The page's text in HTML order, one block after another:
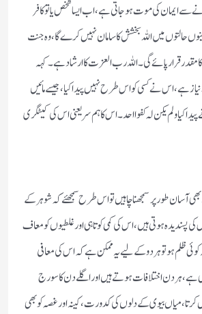
ایمان کی موت ہوجاتی ہے، اب ایسا شخص یا تو کافر
حالتوں میں اللہ بخشش کا سامان نہیں کرے گا، وہ جنت
مقدر قرار پائے گی۔ اللہ رب العزت کا ارشاد ہے۔ کہہ
ہے، اس نے کسی کو اس طرح نہیں پیدا کیا، جیسے مائیں
کیا ولم یکن لہ کفوا احد۔ اس کا ہم سر یعنی اس کی کیٹگری
آسان طور پر سمجھنا چاہیں تو اس طرح سمجھئے کہ شوہر کے
پسندیدہ ہوتی ہیں، اس کی کمی کوتاہی اور غلطیوں کو معاف
کوئی ظلم ہو تو ہر دو کے لیے یہ ممکن ہے کہ اس کی معافی
ہے ، ہر دن اختلافات ہوتے ہیں اور اگلے دن کا سورج
کرتا، میاں بیوی کے دلوں کی کدورت ، کینہ اور غصہ کو بھی